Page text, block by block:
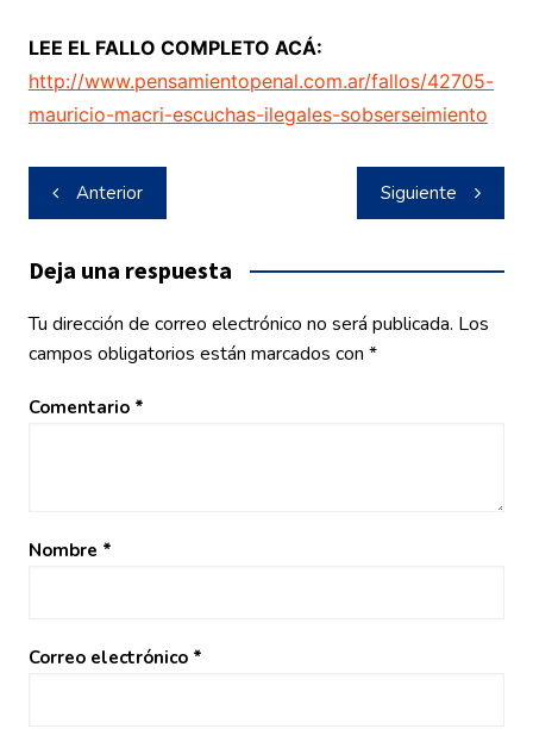
LEE EL FALLO COMPLETO ACÁ:
http://www.pensamientopenal.com.ar/fallos/42705-
mauricio-macri-escuchas-ilegales-sobserseimiento
Navegación
de
entradas
Anterior Siguiente
Deja una respuesta
Tu dirección de correo electrónico no será publicada. Los
campos obligatorios están marcados con *
Comentario *
Nombre *
Correo electrónico *